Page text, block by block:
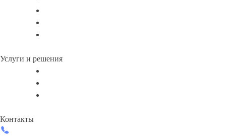
Услуги и решения
Контакты